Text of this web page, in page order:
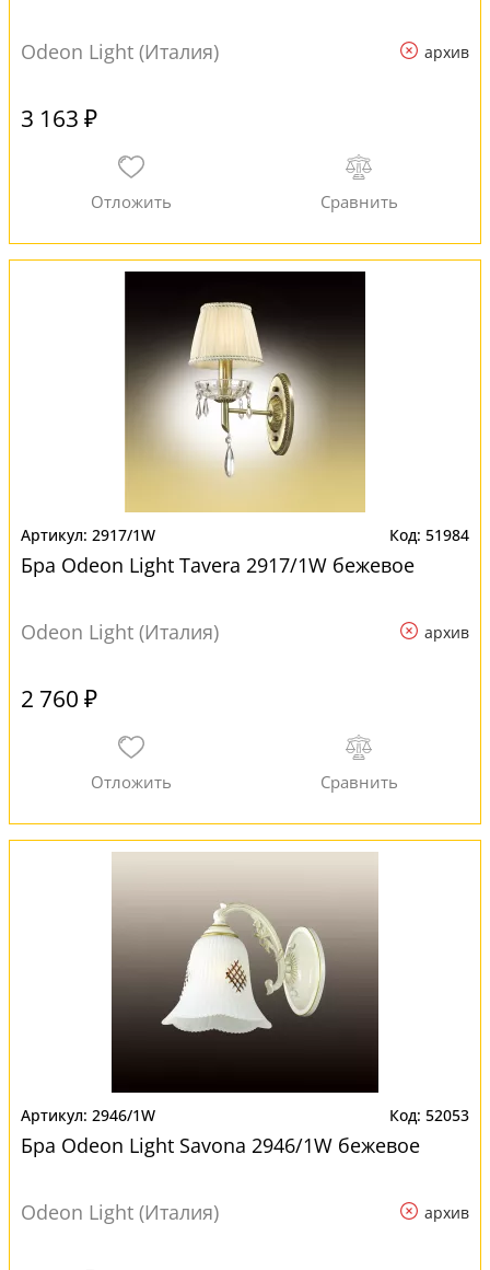
Odeon Light (Италия) архив
3 163 ₽
2917/1W 51984
Бра Odeon Light Tavera 2917/1W бежевое
Odeon Light (Италия) архив
2 760 ₽
2946/1W 52053
Бра Odeon Light Savona 2946/1W бежевое
Odeon Light (Италия) архив